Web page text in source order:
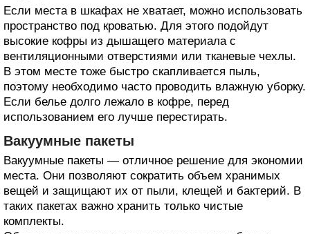
Если места в шкафах не хватает, можно использовать
пространство под кроватью. Для этого подойдут
высокие кофры из дышащего материала с
вентиляционными отверстиями или тканевые чехлы.
В этом месте тоже быстро скапливается пыль,
поэтому необходимо часто проводить влажную уборку.
Если белье долго лежало в кофре, перед
использованием его лучше перестирать.
Вакуумные пакеты
Вакуумные пакеты — отличное решение для экономии
места. Они позволяют сократить объем хранимых
вещей и защищают их от пыли, клещей и бактерий. В
таких пакетах важно хранить только чистые
комплекты.